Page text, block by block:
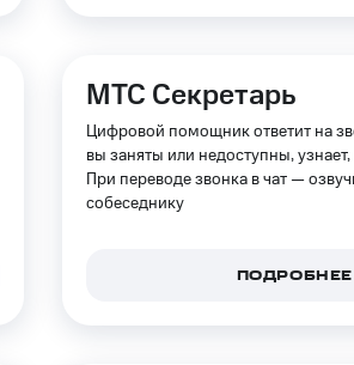
МТС Секретарь
Цифровой помощник ответит на
вы заняты или недоступны,
При переводе звонка в чат —
собеседнику
ПОДРОБНЕЕ